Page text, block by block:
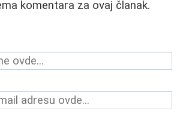
komentara za ovaj članak.